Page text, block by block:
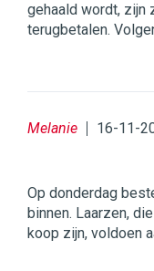
gehaald wordt, zijn
terugbetalen.
Melanie 16-11-
Op donderdag
binnen. Laarzen,
koop zijn, voldoen